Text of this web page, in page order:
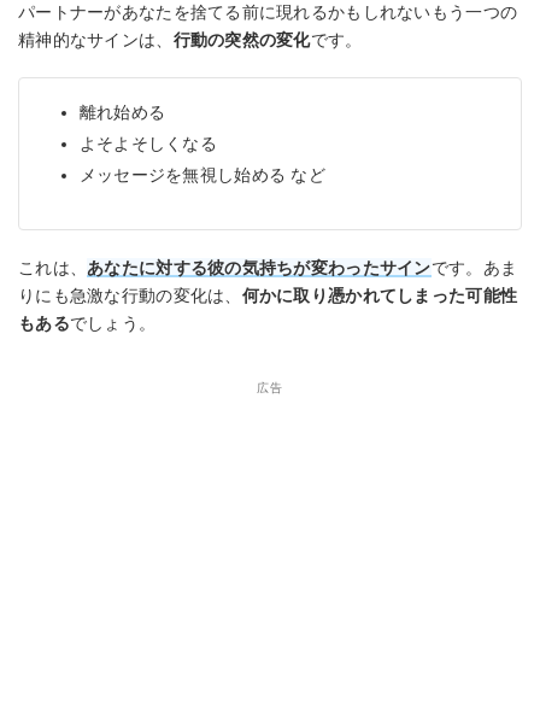
パートナーがあなたを捨てる前に現れるかもしれないもう一つの
精神的なサインは、 行動の突然の変化です。
離れ始める
よそよそしくなる
メッセージを無視し始める など
これは、 あなたに対する彼の気持ちが変わったサインです。あま
りにも急激な行動の変化は、 何かに取り憑かれてしまった可能性
もあるでしょう。
広告